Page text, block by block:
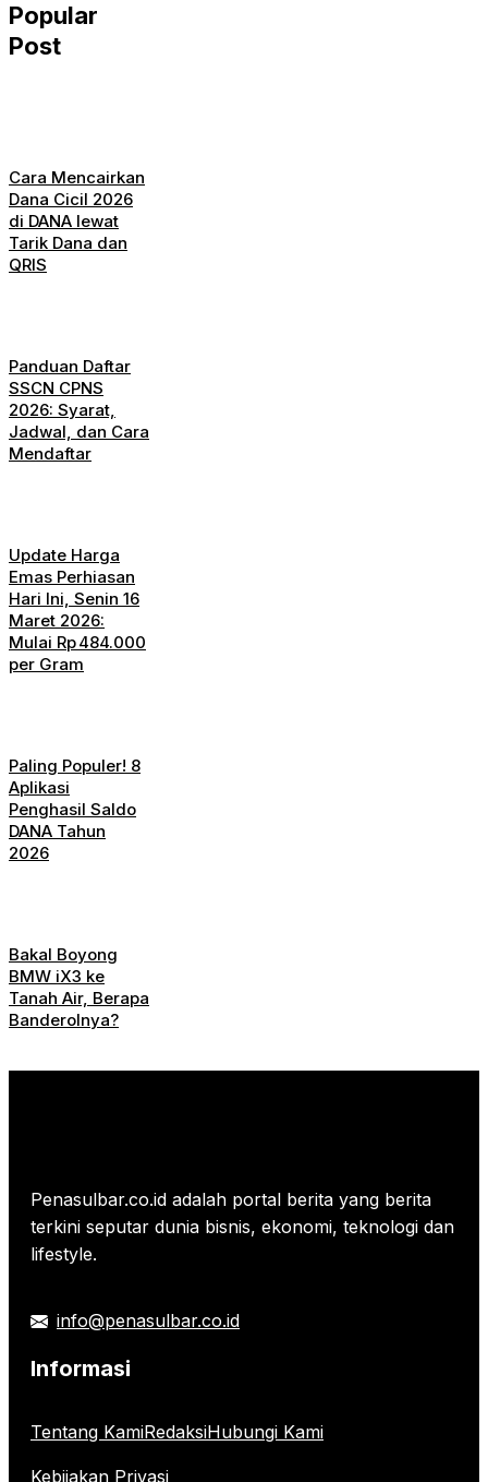
Popular
Post
Cara Mencairkan
Dana Cicil 2026
di DANA lewat
Tarik Dana dan
QRIS
Panduan Daftar
SSCN CPNS
2026: Syarat,
Jadwal, dan Cara
Mendaftar
Update Harga
Emas Perhiasan
Hari Ini, Senin 16
Maret 2026:
Mulai Rp 484.000
per Gram
Paling Populer! 8
Aplikasi
Penghasil Saldo
DANA Tahun
2026
Bakal Boyong
BMW iX3 ke
Tanah Air, Berapa
Banderolnya?
Penasulbar.co.id adalah portal berita yang berita
terkini seputar dunia bisnis, ekonomi, teknologi dan
lifestyle.
info@penasulbar.co.id
Informasi
Tentang KamiRedaksiHubungi Kami
Kebijakan Privasi